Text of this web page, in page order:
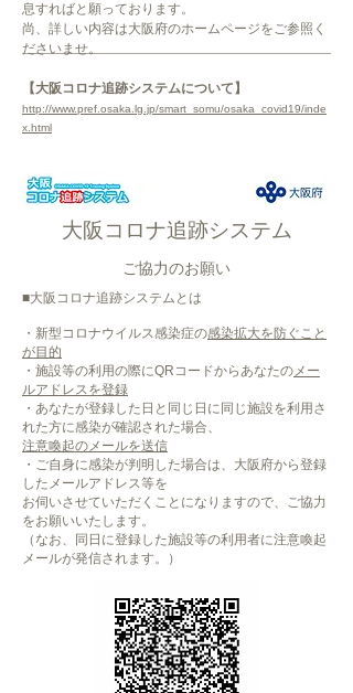
息すればと願っております。
尚、詳しい内容は大阪府のホームページをご参照く
ださいませ。
【大阪コロナ追跡システムについて】
http://www.pref.osaka.lg.jp/smart_somu/osaka_covid19/inde
x.html
大阪コロナ追跡システム
ご協力のお願い
■大阪コロナ追跡システムとは
・新型コロナウイルス感染症の感染拡大を防ぐこと
が目的
・施設等の利用の際にQRコードからあなたのメー
ルアドレスを登録
・あなたが登録した日と同じ日に同じ施設を利用さ
れた方に感染が確認された場合、
注意喚起のメールを送信
・ご自身に感染が判明した場合は、大阪府から登録
したメールアドレス等を
お伺いさせていただくことになりますので、ご協力
をお願いいたします。
（なお、同日に登録した施設等の利用者に注意喚起
メールが発信されます。）